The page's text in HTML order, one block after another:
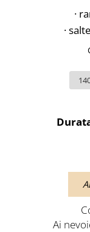
·
·
Ai